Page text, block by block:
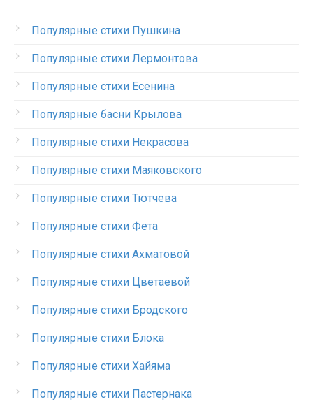
Популярные стихи Пушкина
Популярные стихи Лермонтова
Популярные стихи Есенина
Популярные басни Крылова
Популярные стихи Некрасова
Популярные стихи Маяковского
Популярные стихи Тютчева
Популярные стихи Фета
Популярные стихи Ахматовой
Популярные стихи Цветаевой
Популярные стихи Бродского
Популярные стихи Блока
Популярные стихи Хайяма
Популярные стихи Пастернака